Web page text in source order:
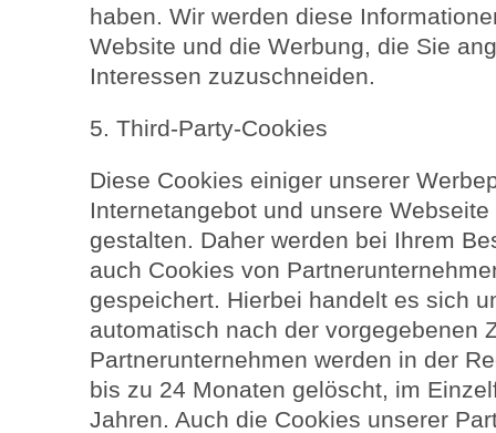
haben. Wir werden diese
Website und die Werbung, die Sie
Interessen zuzuschneiden.
5. Third-Party-Cookies
Diese Cookies einiger unserer
Internetangebot und unsere
gestalten. Daher werden bei Ihrem
auch Cookies von
gespeichert. Hierbei handelt es sich
automatisch nach der vorgegebenen
Partnerunternehmen werden in der
bis zu 24 Monaten gelöscht, im
Jahren. Auch die Cookies unserer